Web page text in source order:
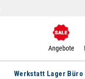
Angebote
Werkstatt Lager Büro